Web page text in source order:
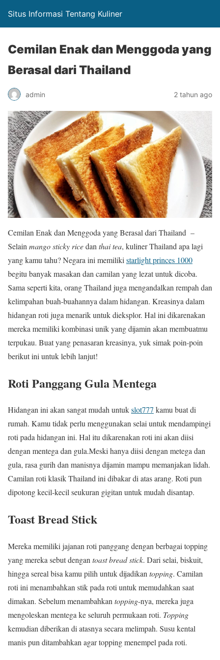
Situs Informasi Tentang Kuliner
Cemilan Enak dan Menggoda yang
Berasal dari Thailand
admin 2 tahun ago
Cemilan Enak dan Menggoda yang Berasal dari Thailand –
Selain mango sticky ricedan thai tea, kuliner Thailand apa lagi
yang kamu tahu? Negara ini memiliki starlight princes 1000
begitu banyak masakan dan camilan yang lezat untuk dicoba.
Sama seperti kita, orang Thailand juga mengandalkan rempah dan
kelimpahan buah-buahannya dalam hidangan. Kreasinya dalam
hidangan roti juga menarik untuk dieksplor. Hal ini dikarenakan
mereka memiliki kombinasi unik yang dijamin akan membuatmu
terpukau. Buat yang penasaran kreasinya, yuk simak poin-poin
berikut ini untuk lebih lanjut!
Roti Panggang Gula Mentega
Hidangan ini akan sangat mudah untukslot777 kamu buat di
rumah. Kamu tidak perlu menggunakan selai untuk mendampingi
roti pada hidangan ini. Hal itu dikarenakan roti ini akan diisi
dengan mentega dan gula.Meski hanya diisi dengan metega dan
gula, rasa gurih dan manisnya dijamin mampu memanjakan lidah.
Camilan roti klasik Thailand ini dibakar di atas arang. Roti pun
dipotong kecil-kecil seukuran gigitan untuk mudah disantap.
Toast Bread Stick
Mereka memiliki jajanan roti panggang dengan berbagai topping
yang mereka sebut dengantoast bread stick. Dari selai, biskuit,
hingga sereal bisa kamu pilih untuk dijadikantopping. Camilan
roti ini menambahkan stik pada roti untuk memudahkan saat
dimakan. Sebelum menambahkantopping-nya, mereka juga
mengoleskan mentega ke seluruh permukaan roti. Topping
kemudian diberikan di atasnya secara melimpah. Susu kental
manis pun ditambahkan agar topping menempel pada roti.